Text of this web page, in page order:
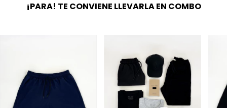
¡PARA! TE CONVIENE LLEVARLA EN COMBO